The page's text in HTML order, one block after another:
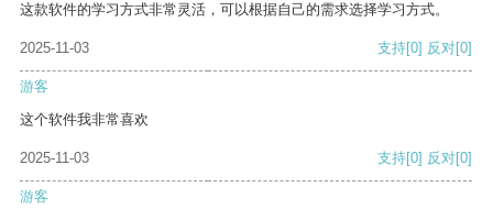
这款软件的学习方式非常灵活，可以根据自己的需求选择学习方式。
2025-11-03 支持[0] 反对[0]
游客
这个软件我非常喜欢
2025-11-03 支持[0] 反对[0]
游客